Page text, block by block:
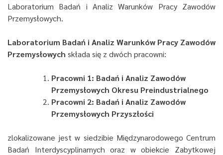
Laboratorium Badań i Analiz Warunków Pracy Zawodów
Przemysłowych.
Laboratorium Badań i Analiz Warunków Pracy Zawodów
Przemysłowych składa się z dwóch pracowni:
Pracowni 1: Badań i Analiz Zawodów
Przemysłowych Okresu Preindustrialnego
Pracowni 2: Badań i Analiz Zawodów
Przemysłowych Przyszłości
zlokalizowane jest w siedzibie Międzynarodowego Centrum
Badań Interdyscyplinarnych oraz w obiekcie Zabytkowej